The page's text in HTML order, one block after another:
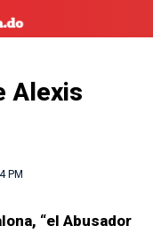
Alexis
PM
“el Abusador